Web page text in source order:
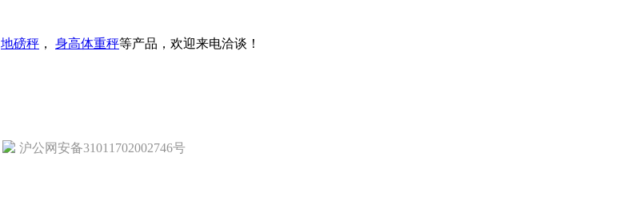
地磅秤 ， 身高体重秤等产品，欢迎来电洽谈！
沪公网安备31011702002746号